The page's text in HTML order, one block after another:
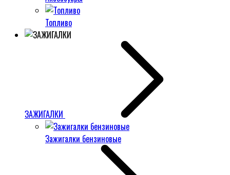
Топливо
ЗАЖИГАЛКИ
Зажигалки бензиновые